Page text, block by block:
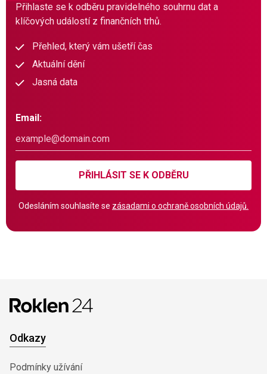
Přihlaste se k odběru pravidelného souhrnu dat a
klíčových událostí z finančních trhů.
Přehled, který vám ušetří čas
Aktuální dění
Jasná data
Email:
PŘIHLÁSIT SE K ODBĚRU
Odesláním souhlasíte se zásadami o ochraně osobních údajů.
Odkazy
Podmínky užívání